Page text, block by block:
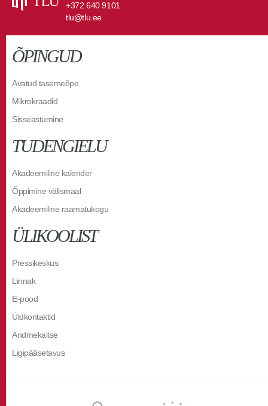
+372 640 9101
tlu@tlu.ee
ÕPINGUD
Avatud tasemeõpe
Mikrokraadid
Sisseastumine
TUDENGIELU
Akadeemiline kalender
Õppimine välismaal
Akadeemiline raamatukogu
ÜLIKOOLIST
Pressikeskus
Linnak
E-pood
Üldkontaktid
Andmekaitse
Ligipääsetavus